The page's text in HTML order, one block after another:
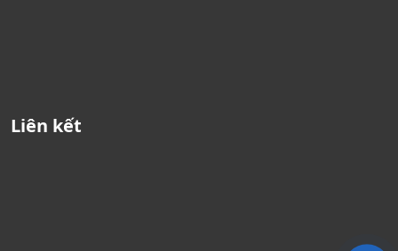
Liên kết